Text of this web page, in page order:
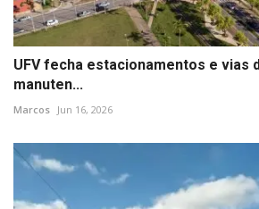
UFV fecha estacionamentos e vias
manuten...
Marcos Jun 16, 2026